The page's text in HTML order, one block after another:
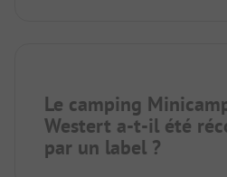
Le camping
Westert a-t-il été
par un label ?